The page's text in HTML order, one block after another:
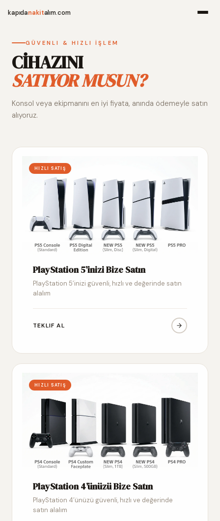
kapıdanakitalım.com
Alım
GÜVENLI & HIZLI İŞLEM
CİHAZINI
SATIYOR MUSUN?
Konsol veya ekipmanını en iyi fiyata, anında ödemeyle satın
alıyoruz.
HIZLI SATIŞ
PlayStation 5’inizi Bize Satın
PlayStation 5’inizi güvenli, hızlı ve değerinde satın
alalım
TEKLIF AL
HIZLI SATIŞ
PlayStation 4’ünüzü Bize Satın
PlayStation 4’ünüzü güvenli, hızlı ve değerinde
satın alalım